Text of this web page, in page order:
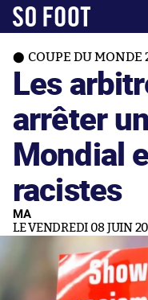
COUPE DU MONDE
Les
arrêter
Mondial
racistes
MA
LE VENDREDI 08 JUIN